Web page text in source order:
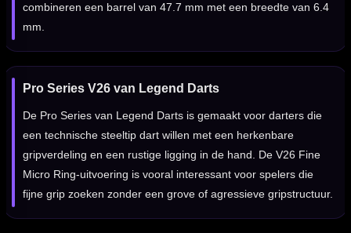
combineren een barrel van 47.7 mm met een breedte van 6.4
mm.
Pro Series V26 van Legend Darts
De Pro Series van Legend Darts is gemaakt voor darters die
een technische steeltip dart willen met een herkenbare
gripverdeling en een rustige ligging in de hand. De V26 Fine
Micro Ring-uitvoering is vooral interessant voor spelers die
fijne grip zoeken zonder een grove of agressieve gripstructuur.